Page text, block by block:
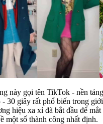
này gọi tên TikTok - nền
- 30 giây rất phổ biến trong
hiệu xa xỉ đã bắt đầu để
một số thành công nhất định.